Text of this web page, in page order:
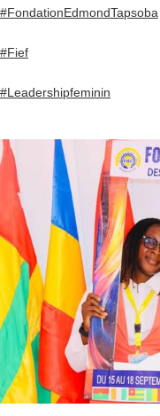
#FondationEdmondTapsoba
#Fief
#Leadershipfeminin